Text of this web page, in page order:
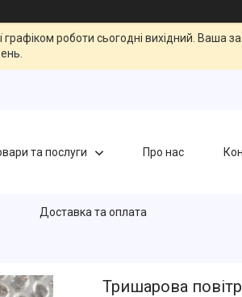
роботи сьогодні вихідний. Ваша
та послуги Про нас
Доставка та оплата
Тришарова